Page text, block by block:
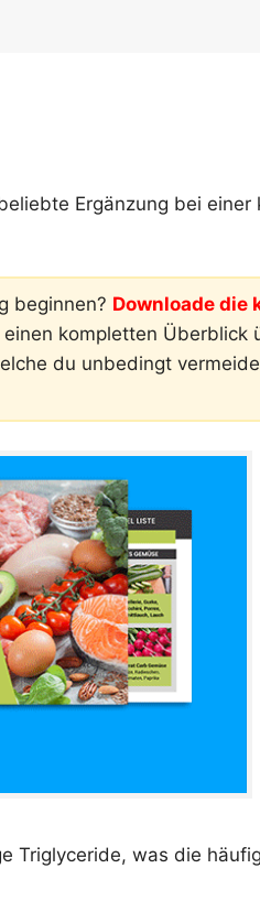
Ergänzung bei einer
beginnen? Downloade die
kompletten Überblick
du unbedingt
Triglyceride, was die